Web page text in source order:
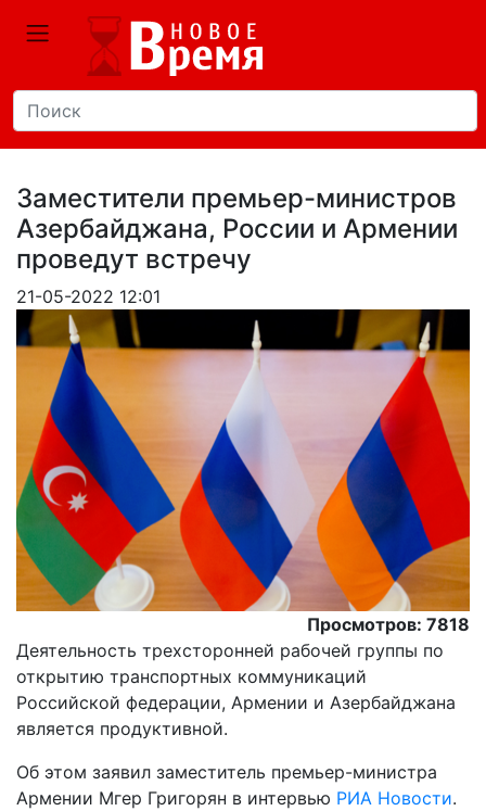
Заместители премьер-министров
Азербайджана, России и Армении
проведут встречу
21-05-2022 12:01
Просмотров: 7818
Деятельность трехсторонней рабочей группы по
открытию транспортных коммуникаций
Российской федерации, Армении и Азербайджана
является продуктивной.
Oб этом заявил заместитель премьер-министра
Армении Мгер Григорян в интервью РИА Новости.